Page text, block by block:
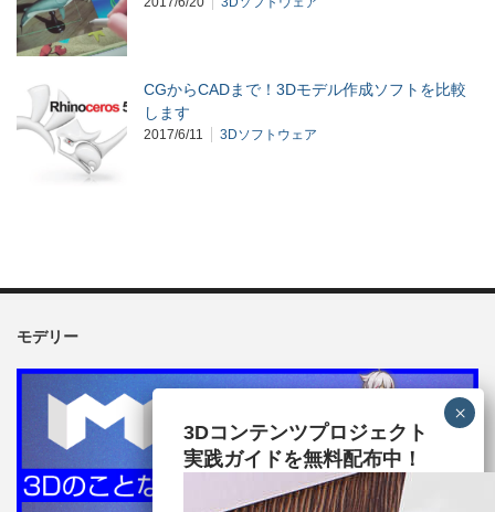
CGからCADまで！3Dモデル作成ソフトを比較
します
2017/6/11 3Dソフトウェア
モデリー
3Dコンテンツプロジェクト
実践ガイドを無料配布中！